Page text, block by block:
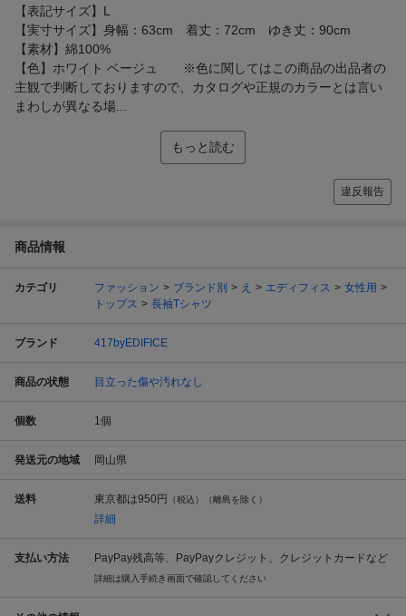
【表記サイズ】L
【実寸サイズ】身幅：63cm 着丈：72cm ゆき丈：90cm
【素材】綿100%
【色】ホワイト ベージュ ※色に関してはこの商品の出品者の
主観で判断しておりますので、カタログや正規のカラーとは言い
まわしが異なる場...
もっと読む
違反報告
商品情報
カテゴリ ファッション ブランド別 え エディフィス
女性用
トップス
長袖Tシャツ
ブランド 417byEDIFICE
商品の状態 目立った傷や汚れなし
個数 1個
発送元の地域 岡山県
送料 東京都は950円 （税込）（離島を除く）
詳細
支払い方法 PayPay残高等、PayPayクレジット、クレジットカードなど
詳細は購入手続き画面で確認してください